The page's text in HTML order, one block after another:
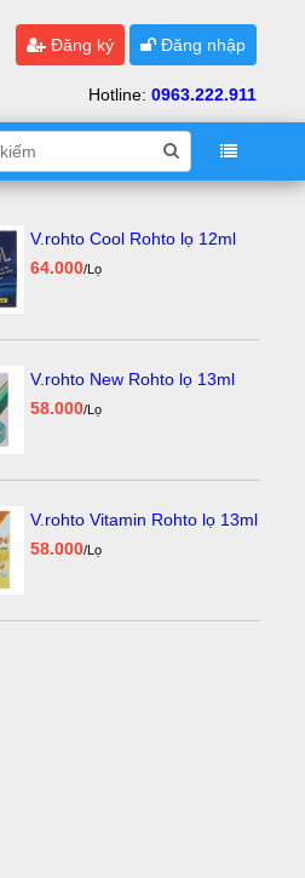
Đăng ký Đăng nhập
Hotline: 0963.222.911
V.rohto Cool Rohto lọ 12ml
64.000/Lọ
V.rohto New Rohto lọ 13ml
58.000/Lọ
V.rohto Vitamin Rohto lọ 13ml
58.000/Lọ